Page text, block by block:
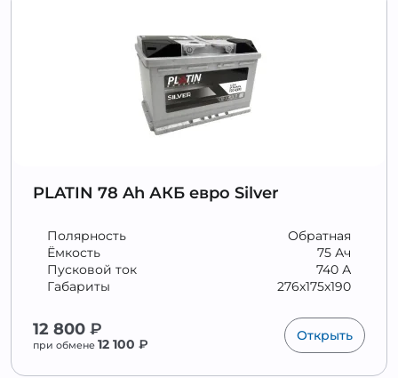
PLATIN 78 Ah АКБ евро Silver
Обратная
Полярность
75 Ач
Ёмкость
740 А
Пусковой ток
276x175x190
Габариты
12 800 ₽
при обмене 12 100 ₽
Открыть